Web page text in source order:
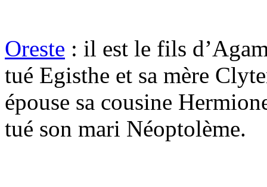
Oreste : il est le fils
tué Egisthe et sa mère
épouse sa cousine
tué son mari Néoptolème.